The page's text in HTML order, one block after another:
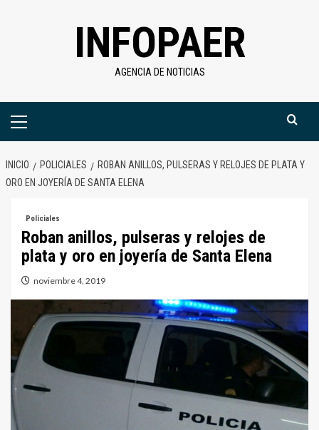
INFOPAER
AGENCIA DE NOTICIAS
Menú
INICIO POLICIALES
ROBAN ANILLOS, PULSERAS Y RELOJES DE PLATA Y
ORO EN JOYERÍA DE SANTA ELENA
Policiales
Roban anillos, pulseras y relojes de
plata y oro en joyería de Santa Elena
noviembre 4, 2019